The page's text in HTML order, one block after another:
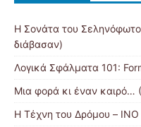
Η Σονάτα του
διάβασαν)
Λογικά Σφάλματα 101:
Μια φορά κι έναν καιρό…
Η Τέχνη του Δρόμου –